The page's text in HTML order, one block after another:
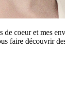
de coeur et mes
faire découvrir